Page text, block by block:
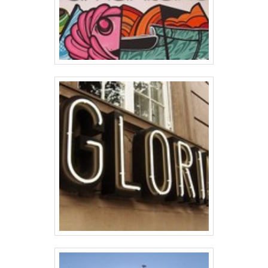
variadas que a empresa oferece, como
painel de LED para posto de combustível e
painel eletrônico para ambulância.É
comprometida com os serviços e
inovadora, qualificações construídas por
focar suas ações no resultado final, tendo
rápida adequação a novos processos e
desenvolvimentos e flexibilidade de
produção. Todos esses fatores, agregados
a uma equipe com representantes
técnicos e comerciais em diversas regiões
do Brasil e América Latina e funcionários
de alta qualidade, garantem o sucesso de